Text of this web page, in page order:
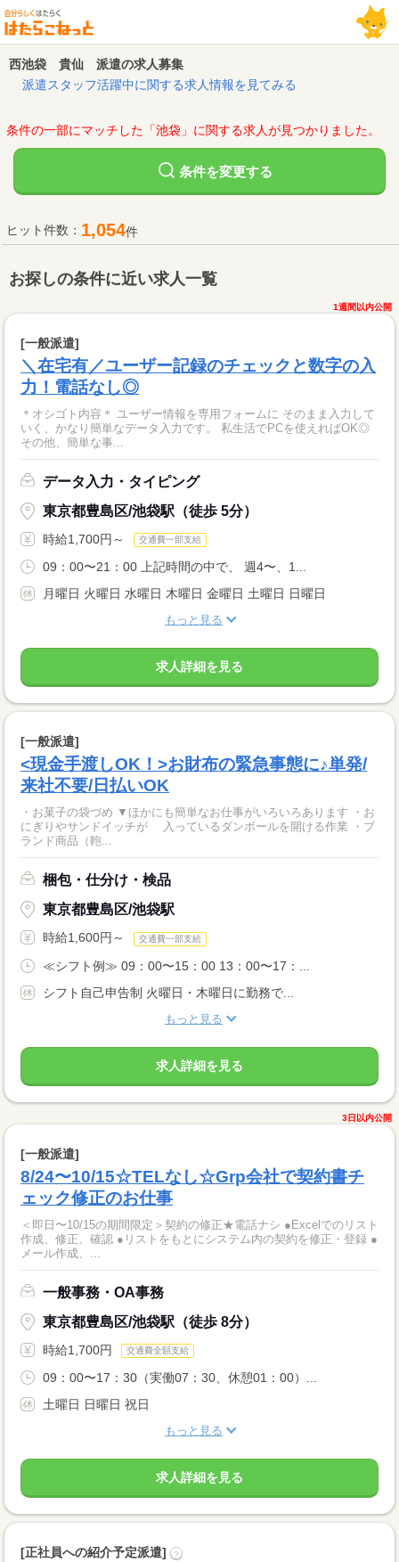
西池袋 貴仙 派遣の求人募集
派遣スタッフ活躍中に関する求人情報を見てみる
条件の一部にマッチした「池袋」に関する求人が見つかりました。
条件を変更する
ヒット件数： 1,054件
お探しの条件に近い求人一覧
1週間以内公開
[一般派遣]
＼在宅有／ユーザー記録のチェックと数字の入
力！電話なし◎
＊オシゴト内容＊ ユーザー情報を専用フォームに そのまま入力して
いく、かなり簡単なデータ入力です。 私生活でPCを使えればOK◎
その他、簡単な事...
データ入力・タイピング
東京都豊島区/池袋駅（徒歩 5分）
時給1,700円～ 交通費一部支給
09：00〜21：00 上記時間の中で、 週4〜、1...
月曜日 火曜日 水曜日 木曜日 金曜日 土曜日 日曜日
もっと見る
求人詳細を見る
[一般派遣]
<現金手渡しOK！>お財布の緊急事態に♪単発/
来社不要/日払いOK
・お菓子の袋づめ ▼ほかにも簡単なお仕事がいろいろあります ・お
にぎりやサンドイッチが 入っているダンボールを開ける作業 ・ブ
ランド商品（鞄...
梱包・仕分け・検品
東京都豊島区/池袋駅
時給1,600円～ 交通費一部支給
≪シフト例≫ 09：00〜15：00 13：00〜17：...
シフト自己申告制 火曜日・木曜日に勤務で...
もっと見る
求人詳細を見る
3日以内公開
[一般派遣]
8/24〜10/15☆TELなし☆Grp会社で契約書チ
ェック修正のお仕事
＜即日〜10/15の期間限定＞契約の修正★電話ナシ ●Excelでのリスト
作成、修正、確認 ●リストをもとにシステム内の契約を修正・登録 ●
メール作成、...
一般事務・OA事務
東京都豊島区/池袋駅（徒歩 8分）
時給1,700円 交通費全額支給
09：00〜17：30（実働07：30、休憩01：00）...
土曜日 日曜日 祝日
もっと見る
求人詳細を見る
[正社員への紹介予定派遣] ?